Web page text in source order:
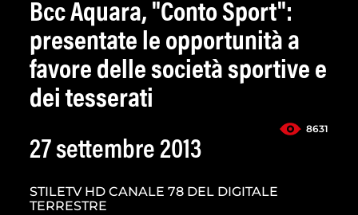
Bcc Aquara, "Conto Sport":
presentate le opportunità a
favore delle società sportive e
dei tesserati
8631
27 settembre 2013
STILETV HD CANALE 78 DEL DIGITALE
TERRESTRE